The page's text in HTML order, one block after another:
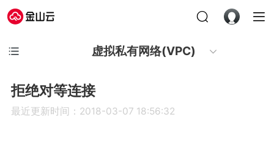
虚拟私有网络(VPC)
拒绝对等连接
最近更新时间：2018-03-07 18:56:32